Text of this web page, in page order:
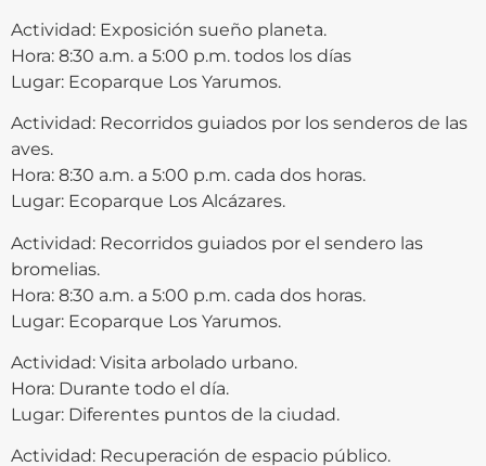
Actividad: Exposición sueño planeta.
Hora: 8:30 a.m. a 5:00 p.m. todos los días
Lugar: Ecoparque Los Yarumos.
Actividad: Recorridos guiados por los senderos de las
aves.
Hora: 8:30 a.m. a 5:00 p.m. cada dos horas.
Lugar: Ecoparque Los Alcázares.
Actividad: Recorridos guiados por el sendero las
bromelias.
Hora: 8:30 a.m. a 5:00 p.m. cada dos horas.
Lugar: Ecoparque Los Yarumos.
Actividad: Visita arbolado urbano.
Hora: Durante todo el día.
Lugar: Diferentes puntos de la ciudad.
Actividad: Recuperación de espacio público.